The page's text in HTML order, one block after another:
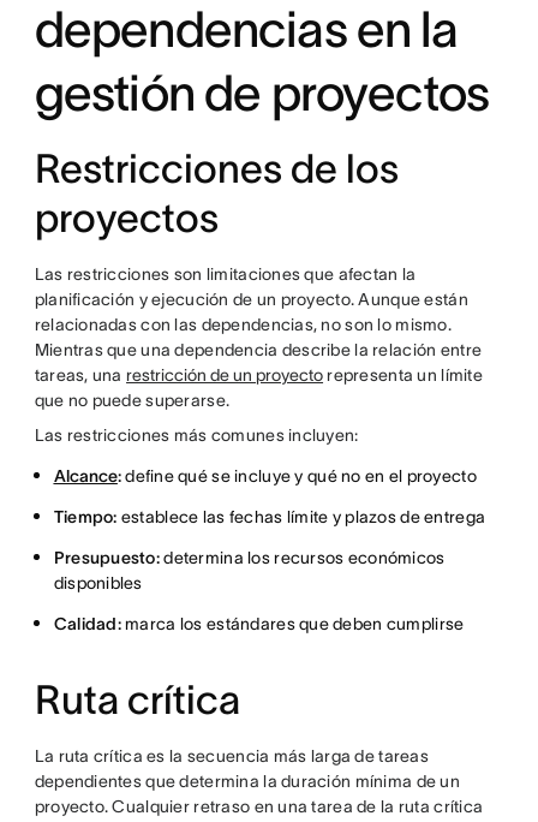
dependencias en la
gestión de proyectos
Restricciones de los
proyectos
Las restricciones son limitaciones que afectan la
planificación y ejecución de un proyecto. Aunque están
relacionadas con las dependencias, no son lo mismo.
Mientras que una dependencia describe la relación entre
tareas, una restricción de un proyecto representa un límite
que no puede superarse.
Las restricciones más comunes incluyen:
Alcance:define qué se incluye y qué no en el proyecto
Tiempo: establece las fechas límite y plazos de entrega
Presupuesto:determina los recursos económicos
disponibles
Calidad:marca los estándares que deben cumplirse
Ruta crítica
La ruta crítica es la secuencia más larga de tareas
dependientes que determina la duración mínima de un
proyecto. Cualquier retraso en una tarea de la ruta crítica